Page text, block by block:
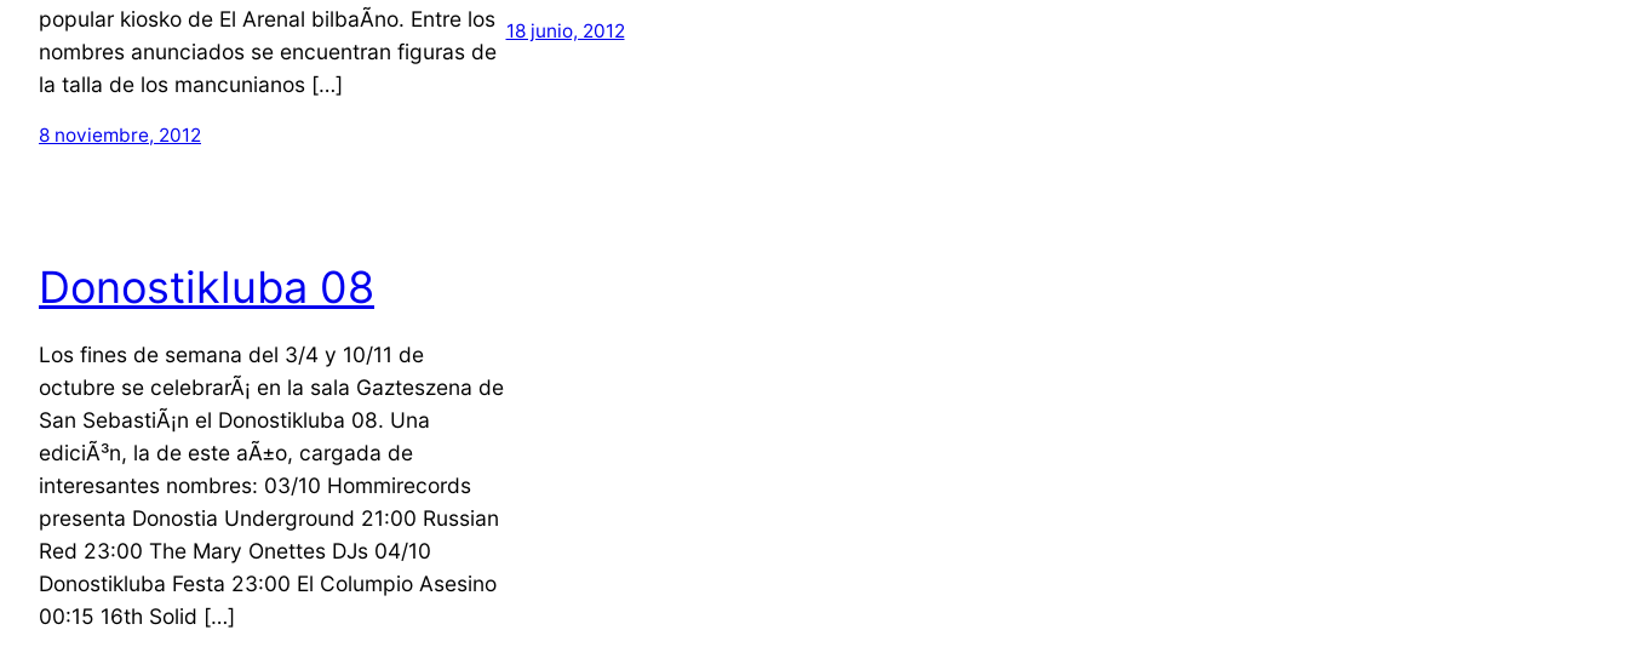
popular kiosko de El Arenal bilbaÃ­no. Entre los
nombres anunciados se encuentran figuras de
la talla de los mancunianos […]
8 noviembre, 2012
18 junio, 2012
Donostikluba 08
Los fines de semana del 3/4 y 10/11 de
octubre se celebrarÃ¡ en la sala Gazteszena de
San SebastiÃ¡n el Donostikluba 08. Una
ediciÃ³n, la de este aÃ±o, cargada de
interesantes nombres: 03/10 Hommirecords
presenta Donostia Underground 21:00 Russian
Red 23:00 The Mary Onettes DJs 04/10
Donostikluba Festa 23:00 El Columpio Asesino
00:15 16th Solid […]